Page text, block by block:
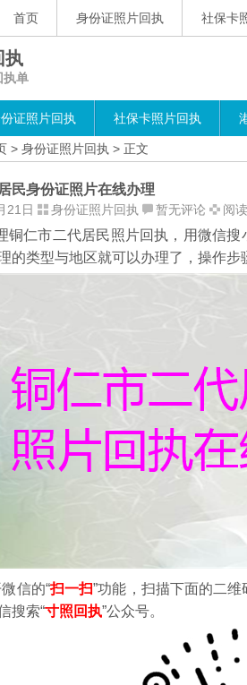
首页 身份证照片回执 社保卡
执
执单
证照片回执 社保卡照片回执
> 身份证照片回执 > 正文
民身份证照片在线办理
21日 身份证照片回执 暂无评论 阅
铜仁市二代居民照片回执，用微信搜
的类型与地区就可以办理了，操作步
信的“扫一扫”功能，扫描下面的二
搜索“寸照回执”公众号。